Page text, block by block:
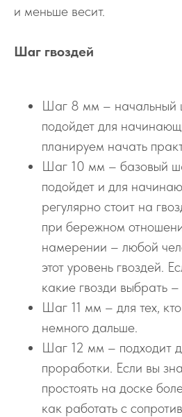
и меньше весит.
Шаг гвоздей
Шаг 8 мм – начальный
подойдет для
планируем начать
Шаг 10 мм – базовый
подойдет и для
регулярно стоит на
при бережном
намерении – любой
этот уровень гвоздей.
какие гвозди выбрать –
Шаг 11 мм – для тех, кто
немного дальше.
Шаг 12 мм – подходит
проработки. Если вы
простоять на доске
как работать с